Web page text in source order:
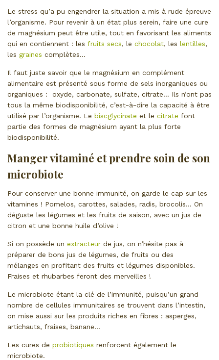
Le stress qu’a pu engendrer la situation a mis à rude épreuve
l’organisme. Pour revenir à un état plus serein, faire une cure
de magnésium peut être utile, tout en favorisant les aliments
qui en contiennent : les fruits secs, le chocolat, les lentilles,
les graines complètes…
Il faut juste savoir que le magnésium en complément
alimentaire est présenté sous forme de sels inorganiques ou
organiques : oxyde, carbonate, sulfate, citrate… Ils n’ont pas
tous la même biodisponibilité, c’est-à-dire la capacité à être
utilisé par l’organisme. Le biscglycinate et le citrate font
partie des formes de magnésium ayant la plus forte
biodisponibilité.
Manger vitaminé et prendre soin de son
microbiote
Pour conserver une bonne immunité, on garde le cap sur les
vitamines ! Pomelos, carottes, salades, radis, brocolis… On
déguste les légumes et les fruits de saison, avec un jus de
citron et une bonne huile d’olive !
Si on possède un extracteur de jus, on n’hésite pas à
préparer de bons jus de légumes, de fruits ou des
mélanges en profitant des fruits et légumes disponibles.
Fraises et rhubarbes feront des merveilles !
Le microbiote étant la clé de l’immunité, puisqu’un grand
nombre de cellules immunitaires se trouvent dans l’intestin,
on mise aussi sur les produits riches en fibres : asperges,
artichauts, fraises, banane…
Les cures de probiotiques renforcent également le
microbiote.